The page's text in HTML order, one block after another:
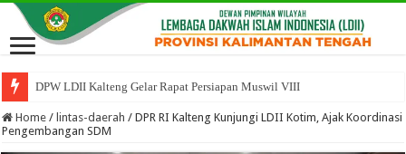
DPW LDII Kalteng Gelar Rapat Persiapan Muswil VIII
Home / lintas-daerah / DPR RI Kalteng Kunjungi LDII Kotim, Ajak Koordinasi
Pengembangan SDM